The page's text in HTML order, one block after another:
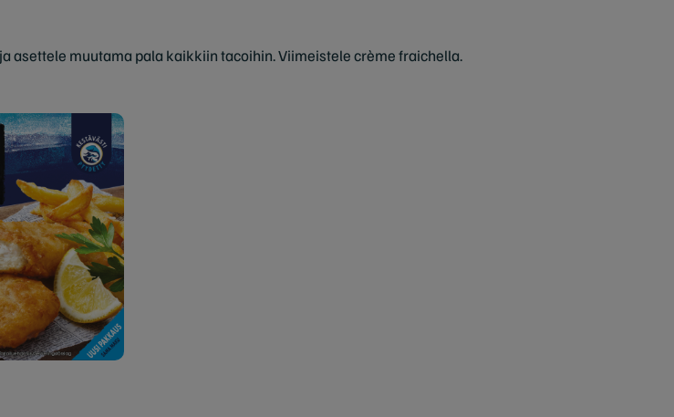
asettele muutama pala kaikkiin tacoihin. Viimeistele crème fraichella.